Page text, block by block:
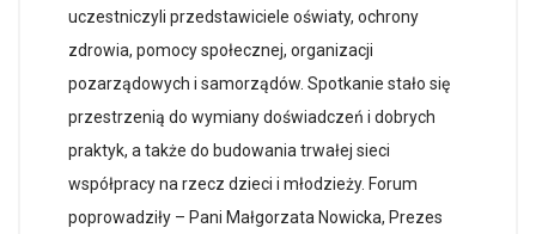
uczestniczyli przedstawiciele oświaty, ochrony
zdrowia, pomocy społecznej, organizacji
pozarządowych i samorządów. Spotkanie stało się
przestrzenią do wymiany doświadczeń i dobrych
praktyk, a także do budowania trwałej sieci
współpracy na rzecz dzieci i młodzieży. Forum
poprowadziły – Pani Małgorzata Nowicka, Prezes